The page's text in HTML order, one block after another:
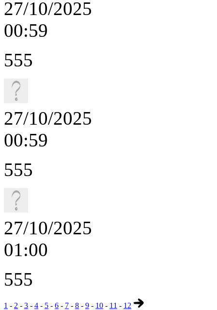
27/10/2025
00:59
555
27/10/2025
00:59
555
27/10/2025
01:00
555
1 - 2 - 3 - 4 - 5 - 6 - 7 - 8 - 9 - 10 - 11 - 12